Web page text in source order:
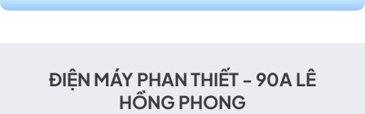
ĐIỆN MÁY PHAN THIẾT - 90A LÊ
HỒNG PHONG